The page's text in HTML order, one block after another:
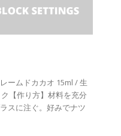
ームドカカオ 15ml / 生
【作り方】材料を充分
スに注ぐ。好みでナツ